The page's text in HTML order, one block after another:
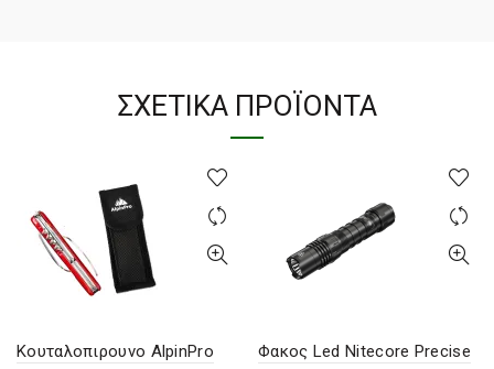
ΣΧΕΤΙΚΆ ΠΡΟΪΌΝΤΑ
Κουταλοπιρουνο AlpinPro
Φακος Led Nitecore Precise